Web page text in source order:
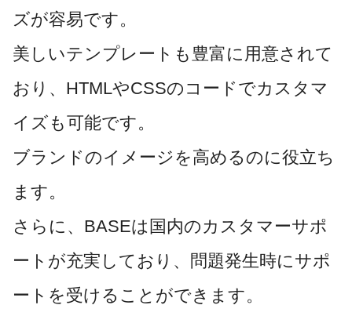
ズが容易です。
美しいテンプレートも豊富に用意されて
おり、HTMLやCSSのコードでカスタマ
イズも可能です。
ブランドのイメージを高めるのに役立ち
ます。
さらに、BASEは国内のカスタマーサポ
ートが充実しており、問題発生時にサポ
ートを受けることができます。